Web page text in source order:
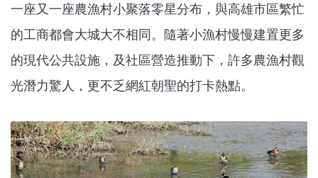
一座又一座農漁村小聚落零星分布，與高雄市區繁忙
的工商都會大城大不相同。隨著小漁村慢慢建置更多
的現代公共設施，及社區營造推動下，許多農漁村觀
光潛力驚人，更不乏網紅朝聖的打卡熱點。